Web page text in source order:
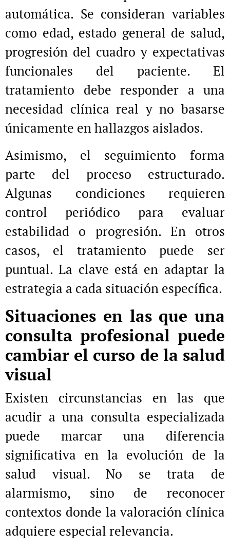
automática. Se consideran variables
como edad, estado general de salud,
progresión del cuadro y expectativas
funcionales del paciente. El
tratamiento debe responder a una
necesidad clínica real y no basarse
únicamente en hallazgos aislados.
Asimismo, el seguimiento forma
parte del proceso estructurado.
Algunas condiciones requieren
control periódico para evaluar
estabilidad o progresión. En otros
casos, el tratamiento puede ser
puntual. La clave está en adaptar la
estrategia a cada situación específica.
Situaciones en las que una
consulta profesional puede
cambiar el curso de la salud
visual
Existen circunstancias en las que
acudir a una consulta especializada
puede marcar una diferencia
significativa en la evolución de la
salud visual. No se trata de
alarmismo, sino de reconocer
contextos donde la valoración clínica
adquiere especial relevancia.